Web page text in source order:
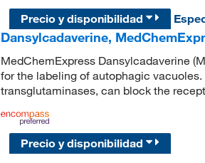
Precio y disponibilidad
Dansylcadaverine,
MedChemExpress Dansylcadaverine
for the labeling of autophagic
transglutaminases, can block the
Precio y disponibilidad